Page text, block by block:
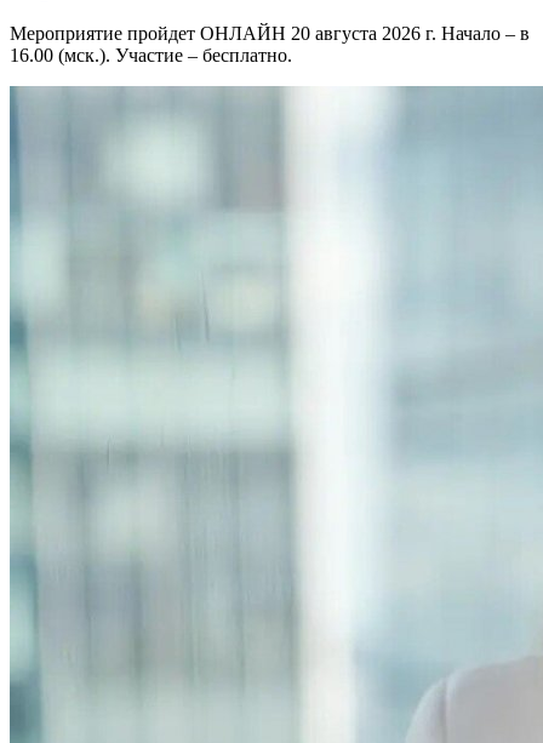
Мероприятие пройдет ОНЛАЙН 20 августа 2026 г. Начало – в
16.00 (мск.). Участие – бесплатно.